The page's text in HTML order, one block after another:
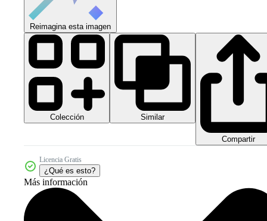
Reimagina esta imagen
Colección Similar
Compartir
Licencia Gratis
¿Qué es esto?
Más información